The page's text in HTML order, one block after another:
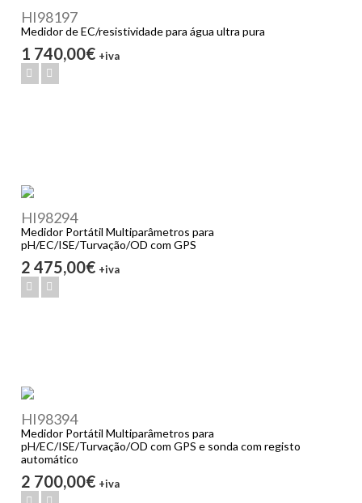
HI98197
Medidor de EC/resistividade para água ultra pura
1 740,00€ +iva
HI98294
Medidor Portátil Multiparâmetros para
pH/EC/ISE/Turvação/OD com GPS
2 475,00€ +iva
HI98394
Medidor Portátil Multiparâmetros para
pH/EC/ISE/Turvação/OD com GPS e sonda com registo
automático
2 700,00€ +iva